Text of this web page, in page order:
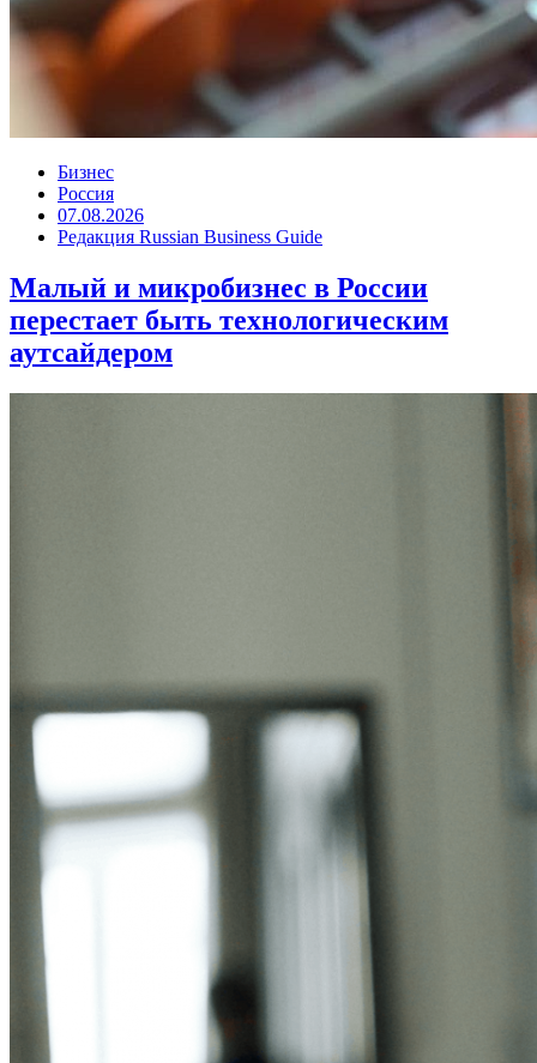
Бизнес
Россия
07.08.2026
Редакция Russian Business Guide
Малый и микробизнес в России
перестает быть технологическим
аутсайдером